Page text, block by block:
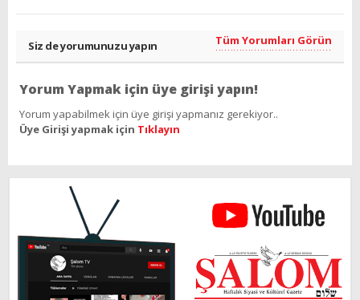
Siz de yorumunuzu yapın Tüm Yorumları Görün
Yorum Yapmak için üye girişi yapın!
Yorum yapabilmek için üye girişi yapmanız gerekiyor..
Üye Girişi yapmak için Tıklayın